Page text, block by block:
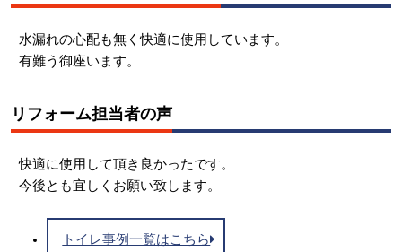
水漏れの心配も無く快適に使用しています。
有難う御座います。
リフォーム担当者の声
快適に使用して頂き良かったです。
今後とも宜しくお願い致します。
トイレ事例一覧はこちら